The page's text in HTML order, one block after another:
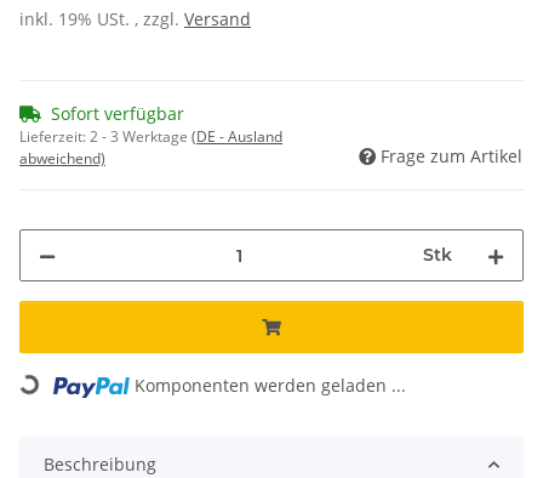
inkl. 19% USt. , zzgl. Versand
Sofort verfügbar
Lieferzeit:2 - 3 Werktage (DE - Ausland
abweichend)
Frage zum Artikel
Stk
Loading... Komponenten werden geladen ...
Beschreibung